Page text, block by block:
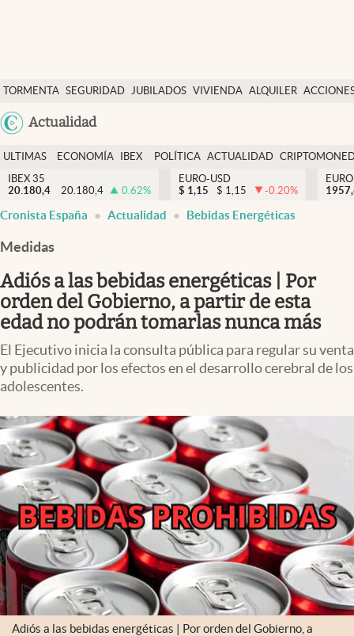
TORMENTA SEGURIDAD JUBILADOS VIVIENDA ALQUILER
Colombia
Actualidad
Economía y finanzas
Política
Actualidad
Criptomonedas
España
ULTIMAS
NOTICIAS
ECONOMÍA
FINANZAS
IBEX
EURO
POLÍTICA ACTUALIDAD
IBEX 35
20.180,4
20.180,4 0.62%
EURO-USD
$ 1,15 $ 1,15 -0.20%
Cronista España Actualidad Bebidas Energéticas
Medidas
Adiós a las bebidas energéticas | Por
orden del Gobierno, a partir de esta
edad no podrán tomarlas nunca más
El Ejecutivo inicia la consulta pública para regular su venta
y publicidad por los efectos en el desarrollo cerebral de los
adolescentes.
Adiós a las bebidas energéticas | Por orden del Gobierno, a